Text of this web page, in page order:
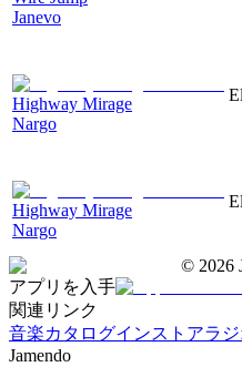
Janevo
Highway Mirage
Nargo
Highway Mirage
Nargo
© 2026
アプリを入手
関連リンク
音楽カタログインストアラ
Jamendo